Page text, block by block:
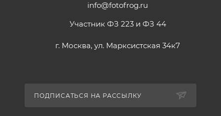
info@fotofrog.ru
Участник ФЗ 223 и ФЗ 44
г. Москва, ул. Марксистская 34к7
ПОДПИСАТЬСЯ НА РАССЫЛКУ